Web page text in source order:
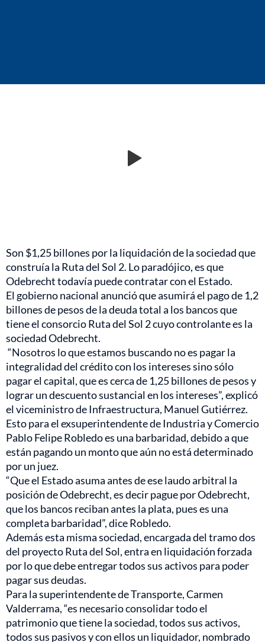
Son $1,25 billones por la liquidación de la sociedad que
construía la Ruta del Sol 2. Lo paradójico, es que
Odebrecht todavía puede contratar con el Estado.
El gobierno nacional anunció que asumirá el pago de 1,2
billones de pesos de la deuda total a los bancos que
tiene el consorcio Ruta del Sol 2 cuyo controlante es la
sociedad Odebrecht.
“Nosotros lo que estamos buscando no es pagar la
integralidad del crédito con los intereses sino sólo
pagar el capital, que es cerca de 1,25 billones de pesos y
lograr un descuento sustancial en los intereses”, explicó
el viceministro de Infraestructura, Manuel Gutiérrez.
Esto para el exsuperintendente de Industria y Comercio
Pablo Felipe Robledo es una barbaridad, debido a que
están pagando un monto que aún no está determinado
por un juez.
“Que el Estado asuma antes de ese laudo arbitral la
posición de Odebrecht, es decir pague por Odebrecht,
que los bancos reciban antes la plata, pues es una
completa barbaridad”, dice Robledo.
Además esta misma sociedad, encargada del tramo dos
del proyecto Ruta del Sol, entra en liquidación forzada
por lo que debe entregar todos sus activos para poder
pagar sus deudas.
Para la superintendente de Transporte, Carmen
Valderrama, “es necesario consolidar todo el
patrimonio que tiene la sociedad, todos sus activos,
todos sus pasivos y con ellos un liquidador, nombrado